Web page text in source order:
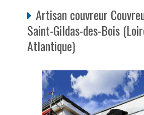
Artisan couvreur
Saint-Gildas-des-Bois
Atlantique)